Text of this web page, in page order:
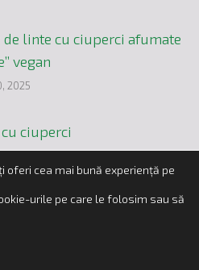
de linte cu ciuperci afumate
vegan
2025
ciuperci
28, 2025
| Toate drepturile rezervate
oferi cea mai bună experiență pe
urile pe care le folosim sau să